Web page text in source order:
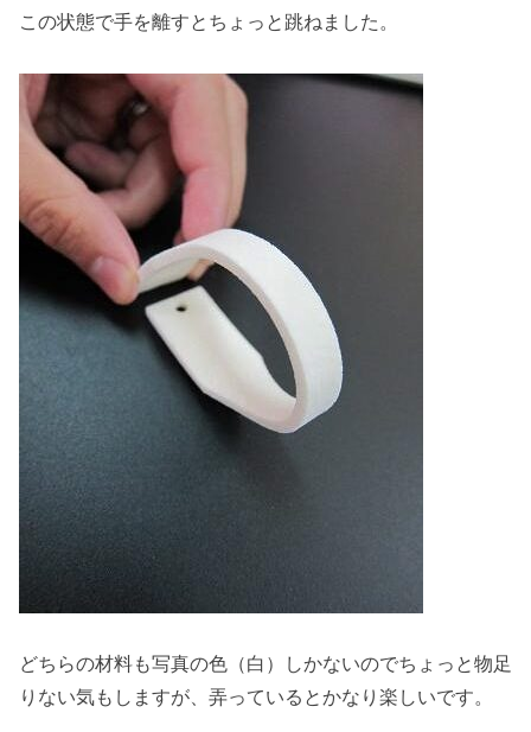
この状態で手を離すとちょっと跳ねました。
どちらの材料も写真の色（白）しかないのでちょっと物足
りない気もしますが、弄っているとかなり楽しいです。